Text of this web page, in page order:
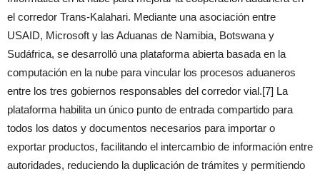
el corredor Trans-Kalahari. Mediante una asociación entre
USAID, Microsoft y las Aduanas de Namibia, Botswana y
Sudáfrica, se desarrolló una plataforma abierta basada en la
computación en la nube para vincular los procesos aduaneros
entre los tres gobiernos responsables del corredor vial.[7] La
plataforma habilita un único punto de entrada compartido para
todos los datos y documentos necesarios para importar o
exportar productos, facilitando el intercambio de información entre
autoridades, reduciendo la duplicación de trámites y permitiendo